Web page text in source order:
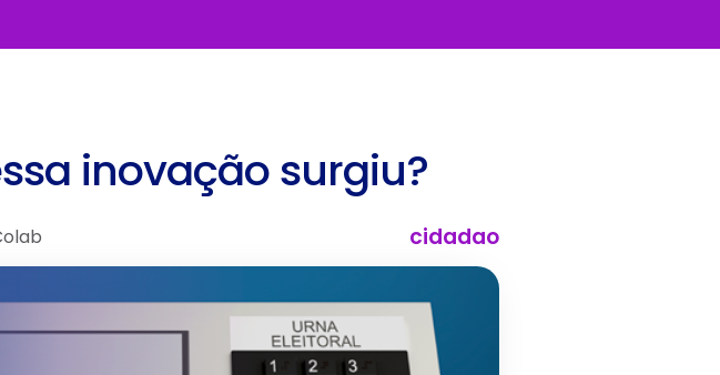
inovação surgiu?
cidadao